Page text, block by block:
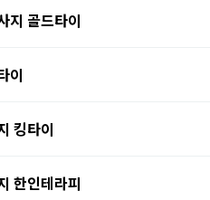
지 골드타이
이
킹타이
한인테라피